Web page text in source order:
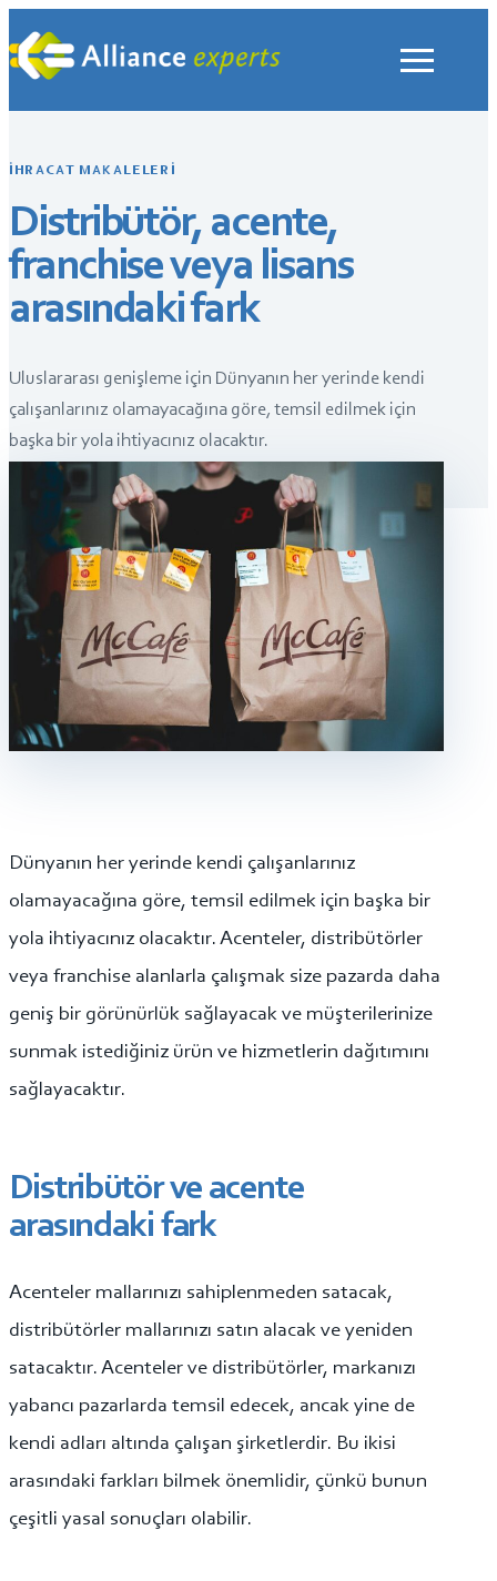
geç
İHRACAT MAKALELERI
Distribütör, acente,
franchise veya lisans
arasındaki fark
Uluslararası genişleme için Dünyanın her yerinde kendi
çalışanlarınız olamayacağına göre, temsil edilmek için
başka bir yola ihtiyacınız olacaktır.
Dünyanın her yerinde kendi çalışanlarınız
olamayacağına göre, temsil edilmek için başka bir
yola ihtiyacınız olacaktır. Acenteler, distribütörler
veya franchise alanlarla çalışmak size pazarda daha
geniş bir görünürlük sağlayacak ve müşterilerinize
sunmak istediğiniz ürün ve hizmetlerin dağıtımını
sağlayacaktır.
Distribütör ve acente
arasındaki fark
Acenteler mallarınızı sahiplenmeden satacak,
distribütörler mallarınızı satın alacak ve yeniden
satacaktır. Acenteler ve distribütörler, markanızı
yabancı pazarlarda temsil edecek, ancak yine de
kendi adları altında çalışan şirketlerdir. Bu ikisi
arasındaki farkları bilmek önemlidir, çünkü bunun
çeşitli yasal sonuçları olabilir.